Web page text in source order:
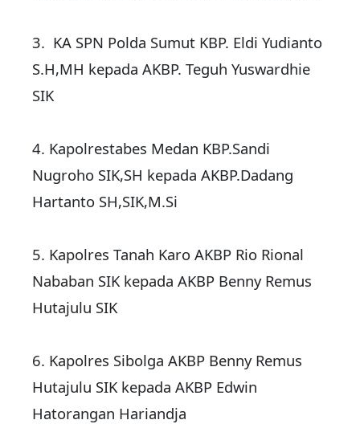
3. ‎ KA SPN Polda Sumut KBP. Eldi Yudianto
S.H,MH kepada AKBP. Teguh Yuswardhie
SIK
4. ‎Kapolrestabes Medan KBP.Sandi
Nugroho SIK,SH kepada AKBP.Dadang
Hartanto SH,SIK,M.Si
5. ‎Kapolres Tanah Karo AKBP Rio Rional
Nababan SIK kepada AKBP Benny Remus
Hutajulu SIK
6. ‎Kapolres Sibolga AKBP Benny Remus
Hutajulu SIK kepada AKBP Edwin
Hatorangan Hariandja